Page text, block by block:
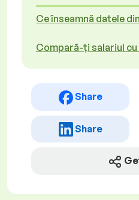
Ce înseamnă datele
Compară-ți salariul
Share
Share